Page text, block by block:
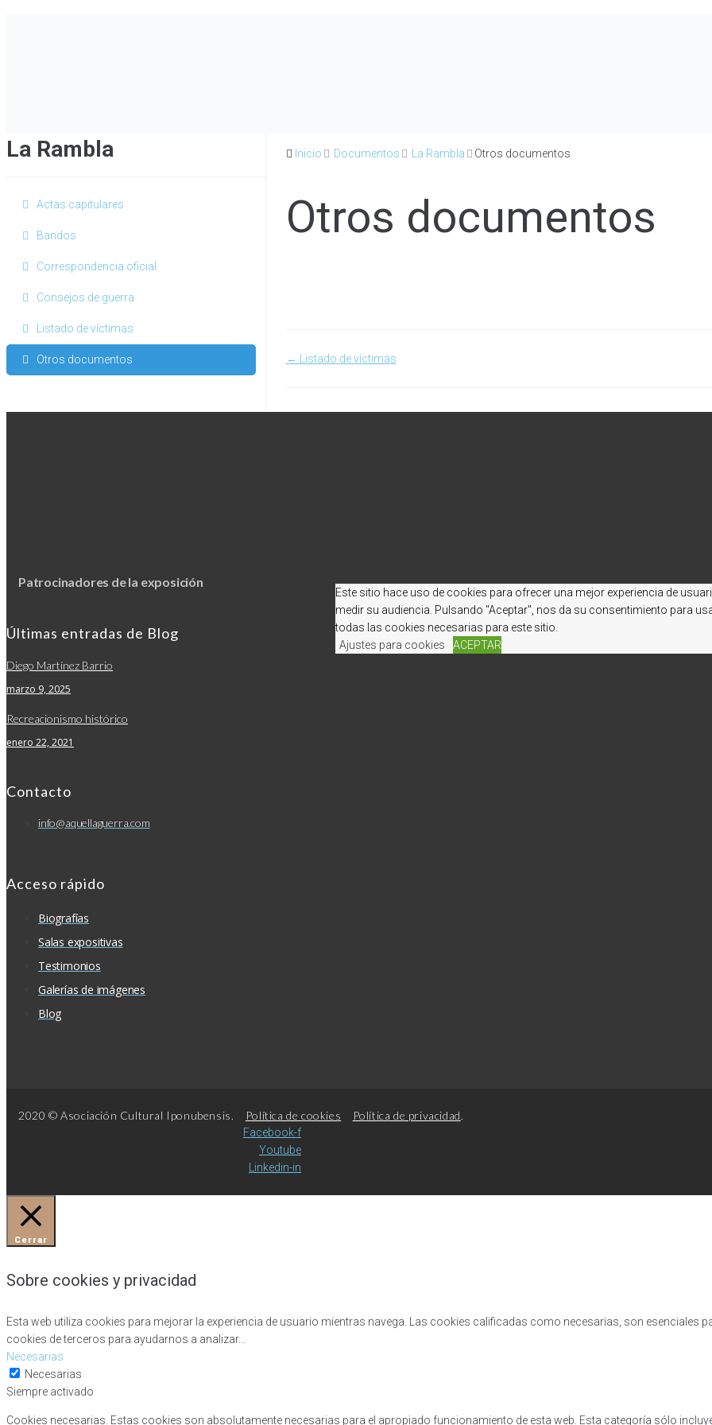
La Rambla
Actas capitulares
Bandos
Correspondencia oficial
Consejos de guerra
Listado de víctimas
Otros documentos
Inicio Documentos La Rambla Otros documentos
Otros documentos
de
← Listado de víctimas
Patrocinadores de la exposición
Últimas entradas de Blog
Diego Martínez Barrio
marzo 9, 2025
Recreacionismo histórico
enero 22, 2021
Contacto
info@aquellaguerra.com
Acceso rápido
Biografías
Salas expositivas
Testimonios
Galerías de imágenes
Blog
2020 © Asociación Cultural Iponubensis. Política de cookies Política de privacidad.
Facebook-f
Youtube
Linkedin-in
Este sitio hace uso de cookies para ofrecer una mejor experiencia de
medir su audiencia. Pulsando "Aceptar", nos da su consentimiento para
todas las cookies necesarias para este sitio.
Ajustes para cookies
ACEPTAR
Cerrar
Sobre cookies y privacidad
Esta web utiliza cookies para mejorar la experiencia de usuario mientras navega. Las cookies calificadas como necesarias, son esenciales
cookies de terceros para ayudarnos a analizar...
Necesarias
Necesarias
Siempre activado
Cookies necesarias. Estas cookies son absolutamente necesarias para el apropiado funcionamiento de esta web. Esta categoría sólo